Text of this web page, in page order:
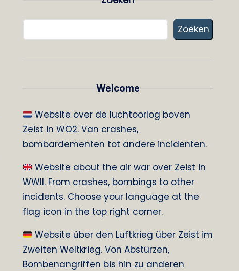
Zoeken
Welcome
Website over de luchtoorlog boven
Zeist in WO2. Van crashes,
bombardementen tot andere incidenten.
Website about the air war over Zeist in
WWII. From crashes, bombings to other
incidents. Choose your language at the
flag icon in the top right corner.
Website über den Luftkrieg über Zeist im
Zweiten Weltkrieg. Von Abstürzen,
Bombenangriffen bis hin zu anderen